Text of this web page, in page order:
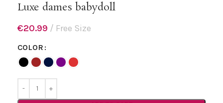
Luxe dames babydoll
€20.99 Free Size
COLOR